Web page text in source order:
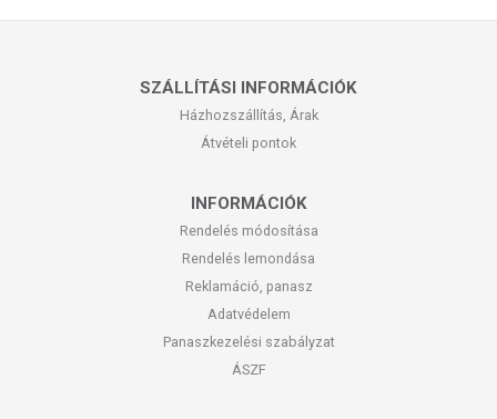
SZÁLLÍTÁSI INFORMÁCIÓK
Házhozszállítás, Árak
Átvételi pontok
INFORMÁCIÓK
Rendelés módosítása
Rendelés lemondása
Reklamáció, panasz
Adatvédelem
Panaszkezelési szabályzat
ÁSZF